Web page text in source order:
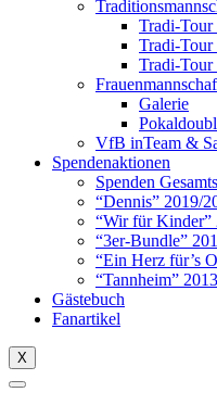
Tradi-Tour
Tradi-Tour
Tradi-Tour
Galerie
VfB inTeam &
Spendenaktionen
Spenden
“Dennis” 2019/
“Wir für Kinder”
“3er-Bundle”
“Ein Herz für’s
“Tannheim”
Gästebuch
Fanartikel
X